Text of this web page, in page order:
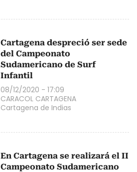
Cartagena despreció ser sede
del Campeonato
Sudamericano de Surf
Infantil
08/12/2020 - 17:09
CARACOL CARTAGENA
Cartagena de Indias
En Cartagena se realizará el II
Campeonato Sudamericano